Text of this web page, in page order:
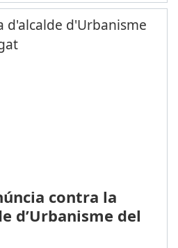
contra la
d’Urbanisme del